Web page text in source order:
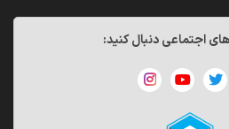
اجتماعی دنبال کنید: